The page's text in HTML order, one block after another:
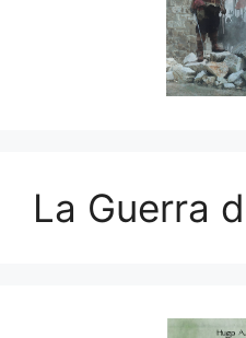
La Guerra